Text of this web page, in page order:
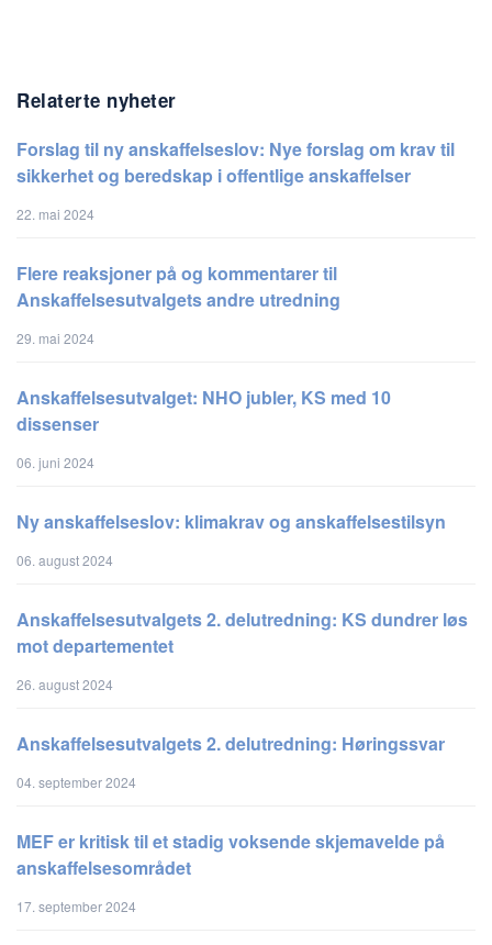
Relaterte nyheter
Forslag til ny anskaffelseslov: Nye forslag om krav til
sikkerhet og beredskap i offentlige anskaffelser
22. mai 2024
Flere reaksjoner på og kommentarer til
Anskaffelsesutvalgets andre utredning
29. mai 2024
Anskaffelsesutvalget: NHO jubler, KS med 10
dissenser
06. juni 2024
Ny anskaffelseslov: klimakrav og anskaffelsestilsyn
06. august 2024
Anskaffelsesutvalgets 2. delutredning: KS dundrer løs
mot departementet
26. august 2024
Anskaffelsesutvalgets 2. delutredning: Høringssvar
04. september 2024
MEF er kritisk til et stadig voksende skjemavelde på
anskaffelsesområdet
17. september 2024